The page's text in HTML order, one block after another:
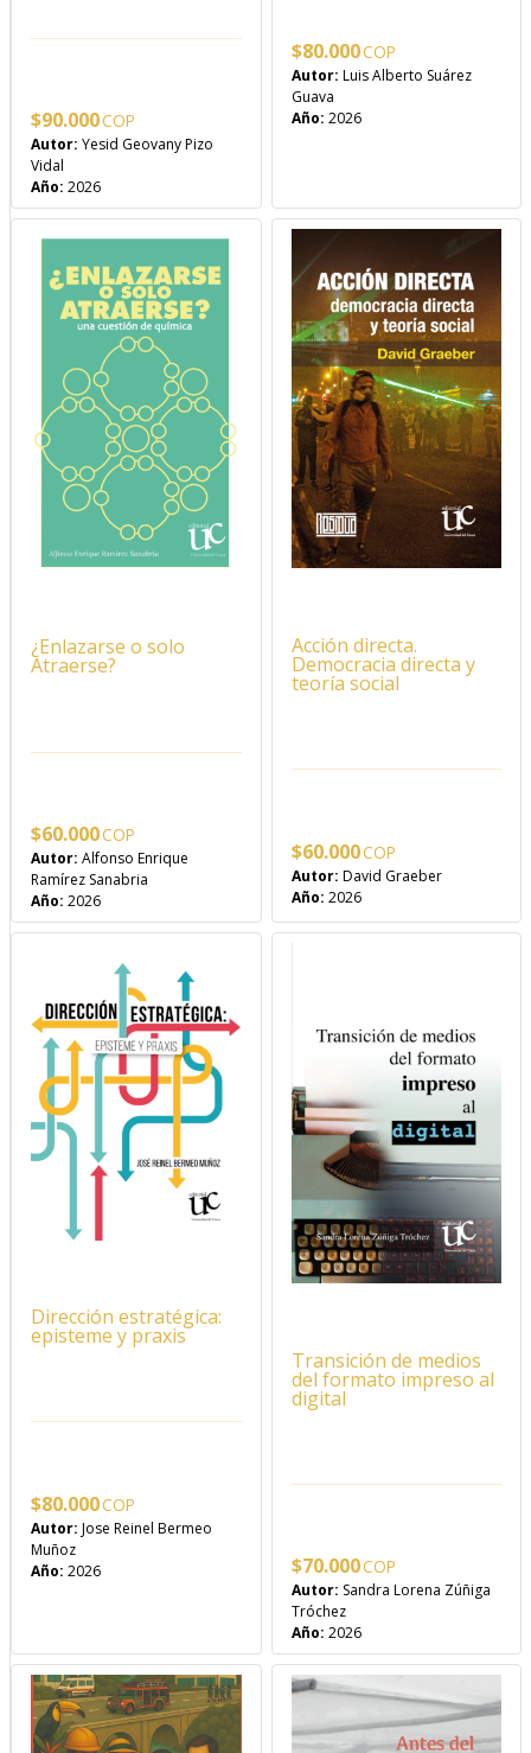
$90.000
Autor: Yesid Geovany Pizo
Vidal
Año: 2026
$80.000
Autor: Luis Alberto Suárez
Guava
Año: 2026
¿Enlazarse o solo
Atraerse?
$60.000
Autor: Alfonso Enrique
Ramírez Sanabria
Año: 2026
Acción directa.
Democracia directa y
teoría social
$60.000
Autor: David Graeber
Año: 2026
Dirección estratégica:
episteme y praxis
$80.000
Autor: Jose Reinel Bermeo
Muñoz
Año: 2026
Transición de medios
del formato impreso al
digital
$70.000
Autor: Sandra Lorena Zúñiga
Tróchez
Año: 2026